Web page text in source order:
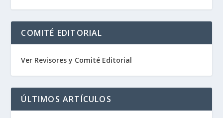
COMITÉ EDITORIAL
Ver Revisores y Comité Editorial
ÚLTIMOS ARTÍCULOS